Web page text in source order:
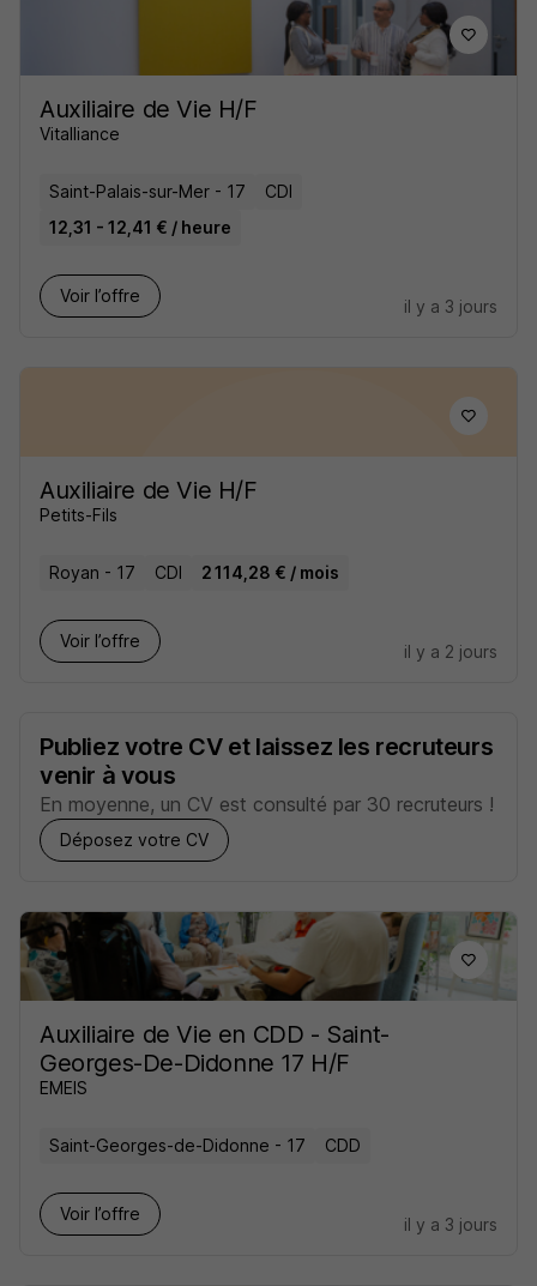
Auxiliaire de Vie H/F
Vitalliance
Saint-Palais-sur-Mer - 17
CDI
12,31 - 12,41 € / heure
Voir l’offre
il y a 3 jours
Auxiliaire de Vie H/F
Petits-Fils
Royan - 17 CDI 2 114,28 € / mois
Voir l’offre
il y a 2 jours
Publiez votre CV et laissez les recruteurs
venir à vous
En moyenne, un CV est consulté par 30 recruteurs !
Déposez votre CV
Auxiliaire de Vie en CDD - Saint-
Georges-De-Didonne 17 H/F
EMEIS
Saint-Georges-de-Didonne - 17 CDD
Voir l’offre
il y a 3 jours